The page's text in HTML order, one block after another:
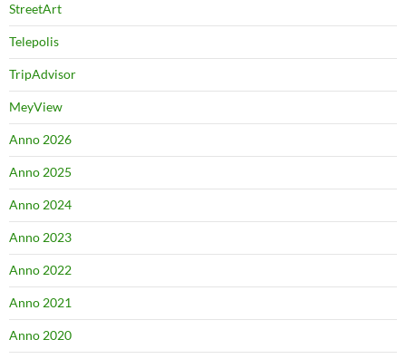
StreetArt
Telepolis
TripAdvisor
MeyView
Anno 2026
Anno 2025
Anno 2024
Anno 2023
Anno 2022
Anno 2021
Anno 2020